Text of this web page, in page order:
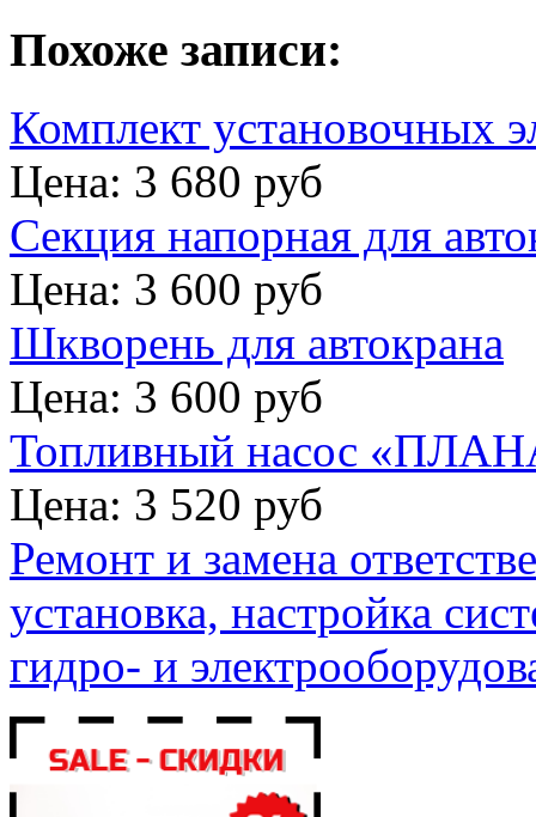
Похоже записи:
Комплект установочных
Цена: 3 680 руб
Секция напорная для
Цена: 3 600 руб
Шкворень для автокрана
Цена: 3 600 руб
Топливный насос
Цена: 3 520 руб
Ремонт и замена
установка, настройка
гидро- и